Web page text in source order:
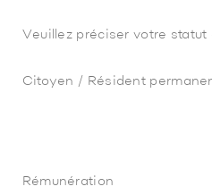
Veuillez préciser votre statut
Citoyen / Résident
Rémunération